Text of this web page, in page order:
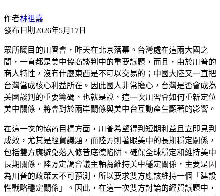
作者林祖嘉
發布日期2026年5月17日
眾所矚目的川習會，昨天在北京落幕。台灣處在這兩大國之
間，一直都是美中協商談判中的重要議題，而且，由於川普的
商人特性，沒有什麼東西是不可以交易的；中國大陸又一直把
台灣當成核心利益所在。因此國人非常擔心，台灣是否會成為
美國談判的重要籌碼，也就是說，這一次川習會如何重新定位
美中關係，將會對於兩岸關係與美中台互動產生顯著的影響。
在這一次的協商目標方面，川普希望得到短期利益且立即見到
成效，尤其是經貿議題，而陸方則著眼美中的長期穩定關係，
包括雙方應避免落入修昔底德陷阱、確保全球穩定和維持美中
長期關係。陸方定調會議主軸為維持美中穩定關係，主要是因
為川普的政策太不可預測，所以要求雙方應該維持一個「建設
性戰略穩定關係」。因此，在這一次雙方討論的經貿議題中，